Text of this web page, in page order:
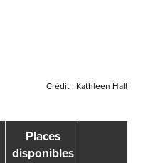
Crédit : Kathleen Hall
Places
disponibles